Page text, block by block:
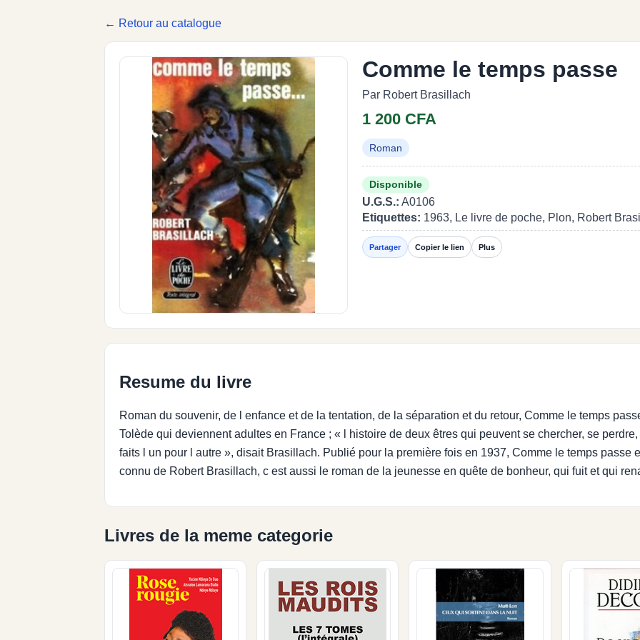
← Retour au catalogue
Comme le temps passe
Par Robert Brasillach
1 200 CFA
Roman
Disponible
U.G.S.: A0106
Etiquettes: 1963, Le livre de poche, Plon, Robert
Partager Copier le lien Plus
Resume du livre
Roman du souvenir, de l enfance et de la tentation, de la séparation et du retour, Comme le temps
Tolède qui deviennent adultes en France ; « l histoire de deux êtres qui peuvent se chercher, se
faits l un pour l autre », disait Brasillach. Publié pour la première fois en 1937, Comme le temps passe
connu de Robert Brasillach, c est aussi le roman de la jeunesse en quête de bonheur, qui fuit et qui
Livres de la meme categorie